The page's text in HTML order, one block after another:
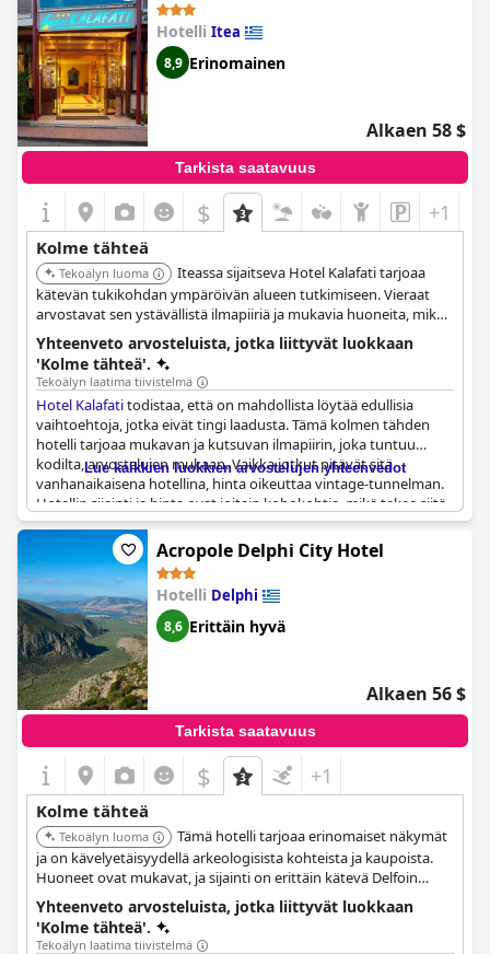
Hotelli Itea
8,9 Erinomainen
Alkaen 58 $
Tarkista saatavuus
$ +1
Kolme tähteä
Tekoälyn luoma
Iteassa sijaitseva Hotel Kalafati tarjoaa
kätevän tukikohdan ympäröivän alueen tutkimiseen. Vieraat
arvostavat sen ystävällistä ilmapiiriä ja mukavia huoneita, mikä
tekee siitä erinomaisen hinta-laatusuhteeltaan.
Yhteenveto arvosteluista, jotka liittyvät luokkaan
'Kolme tähteä'.
Tekoälyn laatima tiivistelmä
Hotel Kalafatitodistaa, että on mahdollista löytää edullisia
vaihtoehtoja, jotka eivät tingi laadusta. Tämä kolmen tähden
hotelli tarjoaa mukavan ja kutsuvan ilmapiirin, joka tuntuu
kodilta, arvostelujen mukaan. Vaikka jotkut pitävät sitä
vanhanaikaisena hotellina, hinta oikeuttaa vintage-tunnelman.
Hotellin sijainti ja hinta ovat joitain kohokohtia, mikä tekee siitä
hyvän valinnan niille, jotka etsivät keskitason majoitusta. Jotkut
arvostelijat suosittelivat lisäämään pyykkinarun huoneisiin ja
toiset kritisoivat tavanomaista kansainvälistä aamiaista. Kaiken
kaikkiaanHotel Kalafatitarjoaa erinomaista vastinetta rahalle
erinomaisella hinta-laatusuhteella.
Lue kaikkien luokkien arvostelujen yhteenvedot
Acropole Delphi City Hotel
Hotelli Delphi
8,6 Erittäin hyvä
Alkaen 56 $
Tarkista saatavuus
$ +1
Kolme tähteä
Tekoälyn luoma
Tämä hotelli tarjoaa erinomaiset näkymät
ja on kävelyetäisyydellä arkeologisista kohteista ja kaupoista.
Huoneet ovat mukavat, ja sijainti on erittäin kätevä Delfoin
tutkimiseen.
Yhteenveto arvosteluista, jotka liittyvät luokkaan
'Kolme tähteä'.
Tekoälyn laatima tiivistelmä